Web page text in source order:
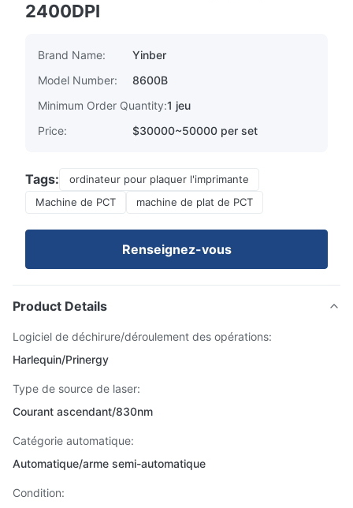
2400DPI
Brand Name:
Yinber
Model Number:
8600B
Minimum Order Quantity:1 jeu
Price:
$30000~50000 per set
Tags:
ordinateur pour plaquer l'imprimante
Machine de PCT
machine de plat de PCT
Renseignez-vous
Product Details
Logiciel de déchirure/déroulement des opérations:
Harlequin/Prinergy
Type de source de laser:
Courant ascendant/830nm
Catégorie automatique:
Automatique/arme semi-automatique
Condition: